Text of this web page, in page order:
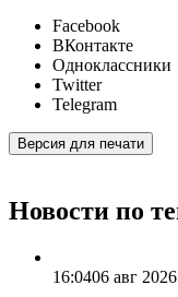
Facebook
ВКонтакте
Одноклассники
Twitter
Telegram
Версия для печати
Новости по
16:0406 авг 2026